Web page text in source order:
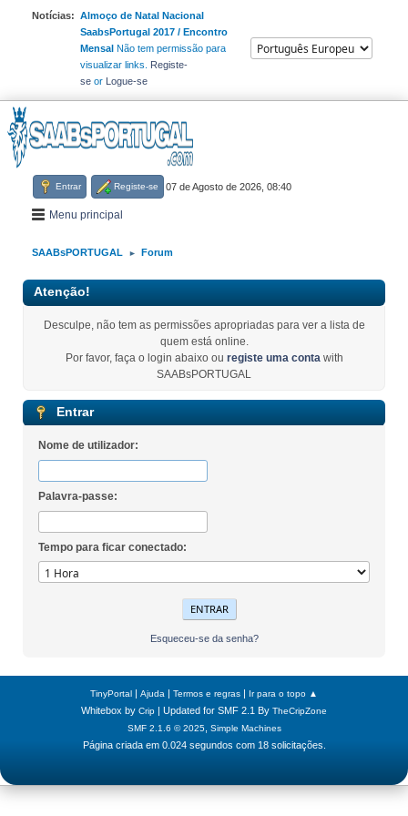
Notícias: Almoço de Natal Nacional
SaabsPortugal 2017 / Encontro
MensalNão tem permissão para
visualizar links. Registe-
se or Logue-se
07 de Agosto de 2026, 08:40
Entrar Registe-se
Menu principal
SAABsPORTUGAL ► Forum
Atenção!
Desculpe, não tem as permissões apropriadas para ver a lista de
quem está online.
Por favor, faça o login abaixo ou registe uma contawith
SAABsPORTUGAL
Entrar
Nome de utilizador:
Palavra-passe:
Tempo para ficar conectado:
Esqueceu-se da senha?
TinyPortal | Ajuda | Termos e regras | Ir para o topo ▲
Whitebox by Crip | Updated for SMF 2.1 By TheCripZone
SMF 2.1.6 © 2025, Simple Machines
Página criada em 0.024 segundos com 18 solicitações.